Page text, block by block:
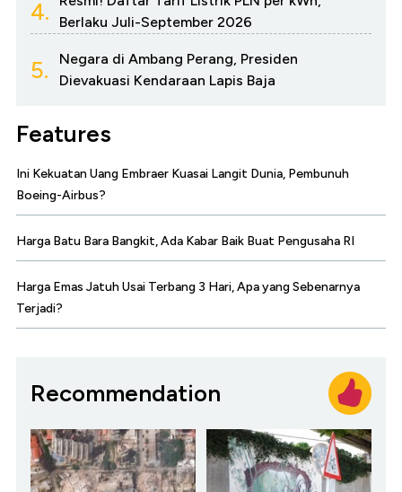
4.
Berlaku Juli-September 2026
5.
Negara di Ambang Perang, Presiden
Dievakuasi Kendaraan Lapis Baja
Features
Ini Kekuatan Uang Embraer Kuasai Langit Dunia, Pembunuh
Boeing-Airbus?
Harga Batu Bara Bangkit, Ada Kabar Baik Buat Pengusaha RI
Harga Emas Jatuh Usai Terbang 3 Hari, Apa yang Sebenarnya
Terjadi?
Recommendation